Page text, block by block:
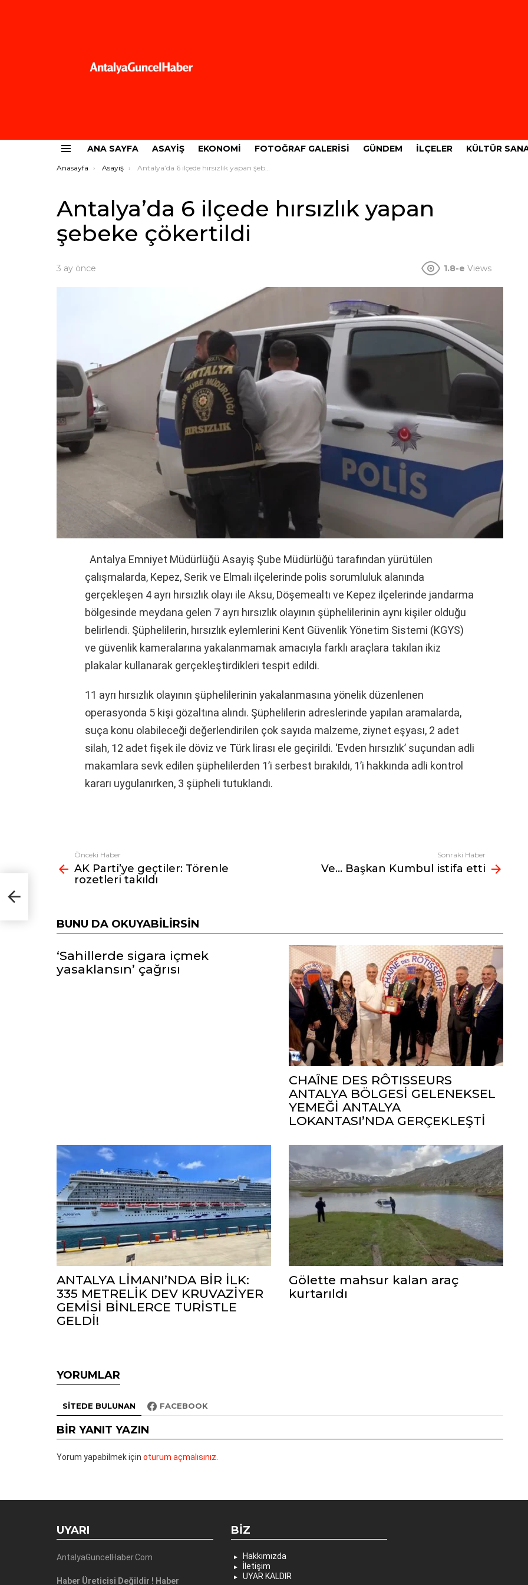
ANA SAYFA ASAYIŞ EKONOMI FOTOĞRAF GALERISI GÜNDEM İLÇELER KÜLTÜR
Buradasınız:
Anasayfa Asayiş Antalya’da 6 ilçede hırsızlık yapan şebeke çökertildi
Antalya’da 6 ilçede hırsızlık yapan
şebeke çökertildi
3 ay önce 1.8-e Views
Antalya Emniyet Müdürlüğü Asayiş Şube Müdürlüğü tarafından yürütülen
çalışmalarda, Kepez, Serik ve Elmalı ilçelerinde polis sorumluluk alanında
gerçekleşen 4 ayrı hırsızlık olayı ile Aksu, Döşemealtı ve Kepez ilçelerinde jandarma
bölgesinde meydana gelen 7 ayrı hırsızlık olayının şüphelilerinin aynı kişiler olduğu
belirlendi. Şüphelilerin, hırsızlık eylemlerini Kent Güvenlik Yönetim Sistemi (KGYS)
ve güvenlik kameralarına yakalanmamak amacıyla farklı araçlara takılan ikiz
plakalar kullanarak gerçekleştirdikleri tespit edildi.
11 ayrı hırsızlık olayının şüphelilerinin yakalanmasına yönelik düzenlenen
operasyonda 5 kişi gözaltına alındı. Şüphelilerin adreslerinde yapılan aramalarda,
suça konu olabileceği değerlendirilen çok sayıda malzeme, ziynet eşyası, 2 adet
silah, 12 adet fişek ile döviz ve Türk lirası ele geçirildi. ‘Evden hırsızlık’ suçundan adli
makamlara sevk edilen şüphelilerden 1’i serbest bırakıldı, 1’i hakkında adli kontrol
kararı uygulanırken, 3 şüpheli tutuklandı.
Fazlasına
bak
Önceki Haber
AK Parti’ye geçtiler: Törenle
rozetleri takıldı
Sonraki Haber
Ve… Başkan Kumbul istifa etti
BUNU DA OKUYABILIRSIN
‘Sahillerde sigara içmek
yasaklansın’ çağrısı
CHAÎNE DES RÔTISSEURS
ANTALYA BÖLGESİ GELENEKSEL
YEMEĞİ ANTALYA
LOKANTASI’NDA GERÇEKLEŞTİ
ANTALYA LİMANI’NDA BİR İLK:
335 METRELİK DEV KRUVAZİYER
GEMİSİ BİNLERCE TURİSTLE
GELDİ!
Gölette mahsur kalan araç
kurtarıldı
YORUMLAR
SITEDE BULUNAN FACEBOOK
BIR YANIT YAZIN
Yorum yapabilmek için oturum açmalısınız
UYARI
AntalyaGuncelHaber.Com
Haber Üreticisi Değildir ! Haber
BIZ
Hakkımızda
İletişim
UYAR KALDIR